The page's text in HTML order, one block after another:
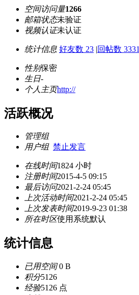
空间访问量1266
邮箱状态未验证
视频认证未认证
统计信息 好友数 23 |回帖数 3331
性别保密
生日-
个人主页http://
活跃概况
管理组
用户组 禁止发言
在线时间1824 小时
注册时间2015-4-5 09:15
最后访问2021-2-24 05:45
上次活动时间2021-2-24 05:45
上次发表时间2019-9-23 01:38
所在时区使用系统默认
统计信息
已用空间0 B
积分5126
经验5126 点